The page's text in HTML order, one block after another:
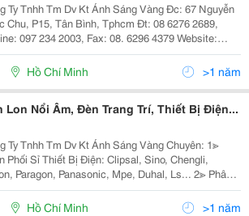
Tnhh Tm Dv Kt Ánh Sáng Vàng Đc: 67 Nguyễn
P15, Tân Bình, Tphcm Đt: 08 6276 2689,
097 234 2003, Fax: 08. 6296 4379 Website:
Www.anhsangvang.com.vn Email:
Công Ty Ánh Sáng Vàng
Hồ Chí Minh >1 năm
Lon Nổi Âm, Đèn Trang Trí, Thiết Bị Điện...
Ty Tnhh Tm Dv Kt Ánh Sáng Vàng Chuyên: 1≫
Phối Sỉ Thiết Bị Điện: Clipsal, Sino, Chengli,
Paragon, Panasonic, Mpe, Duhal, Ls... 2≫ Phân
Đèn Chiếu Sáng Nội Ngoại Thất: Nét Việt, Euro,
Quốc Ngọc, 168 Lighting, Kim Lo
Hồ Chí Minh >1 năm